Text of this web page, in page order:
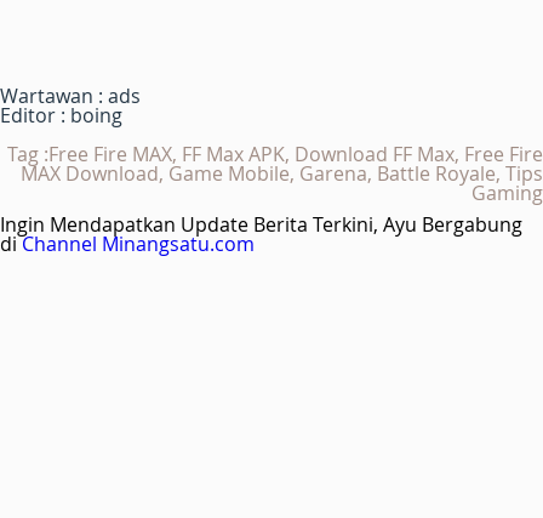
Wartawan : ads
Editor : boing
Tag :Free Fire MAX, FF Max APK, Download FF Max, Free Fire
MAX Download, Game Mobile, Garena, Battle Royale, Tips
Gaming
Ingin Mendapatkan Update Berita Terkini, Ayu Bergabung
diChannel Minangsatu.com